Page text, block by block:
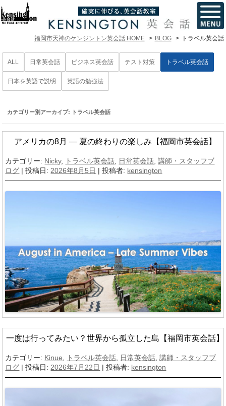
福岡市天神のケンジントン英会話 HOME BLOG トラベル英会話
ALL 日常英会話 ビジネス英会話 テスト対策 トラベル英会話
日本を英語で説明 英語の勉強法
カテゴリー別アーカイブ: トラベル英会話
アメリカの8月 ― 夏の終わりの楽しみ【福岡市英会話】
カテゴリー: Nicky, トラベル英会話 日常英会話 ,講師・スタッフブ
ログ | 投稿日: 2026年8月5日 |投稿者: kensington
一度は行ってみたい？世界から孤立した島【福岡市英会話】
カテゴリー: Kinue, トラベル英会話, 日常英会話,講師・スタッフブ
ログ | 投稿日:2026年7月22日 |投稿者: kensington